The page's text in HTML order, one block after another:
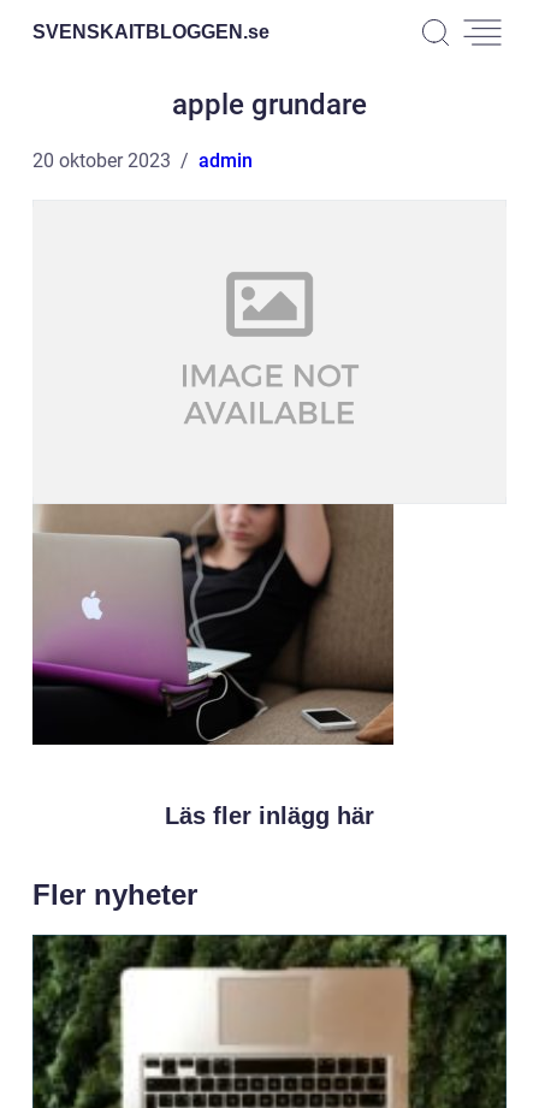
SVENSKAITBLOGGEN.se
apple grundare
20 oktober 2023 admin
Läs fler inlägg här
Fler nyheter